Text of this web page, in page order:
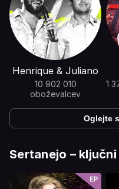
Henrique & Juliano
10 902 010
oboževalcev
1
Oglejte
Sertanejo – ključni